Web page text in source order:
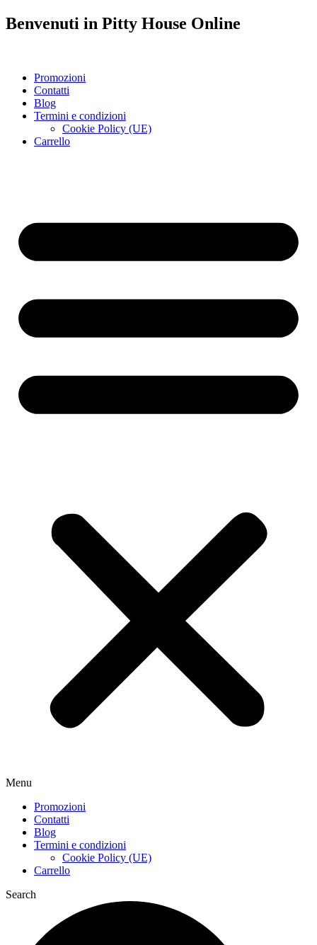
Benvenuti in Pitty House Online
Promozioni
Contatti
Blog
Termini e condizioni
Cookie Policy (UE)
Carrello
Menu
Promozioni
Contatti
Blog
Termini e condizioni
Cookie Policy (UE)
Carrello
Search